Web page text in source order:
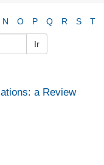
N O P Q R S T
Ir
a Review